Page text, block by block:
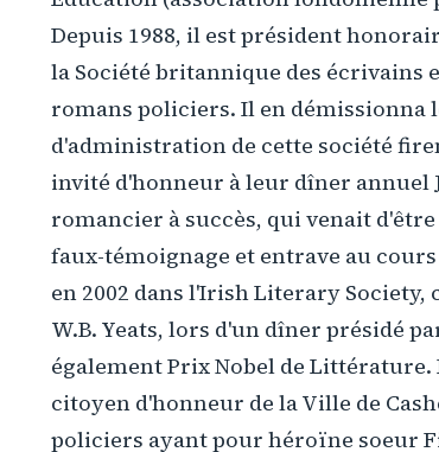
Depuis 1988, il est président
la Société britannique des écrivains
romans policiers. Il en démissionna
d'administration de cette société
invité d'honneur à leur dîner
romancier à succès, qui venait
faux-témoignage et entrave au
en 2002 dans l'Irish Literary Society,
W.B. Yeats, lors d'un dîner présidé
également Prix Nobel de Littérature.
citoyen d'honneur de la Ville de
policiers ayant pour héroïne soeur